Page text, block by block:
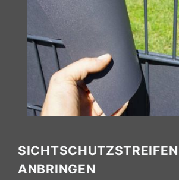
ANBRINGEN